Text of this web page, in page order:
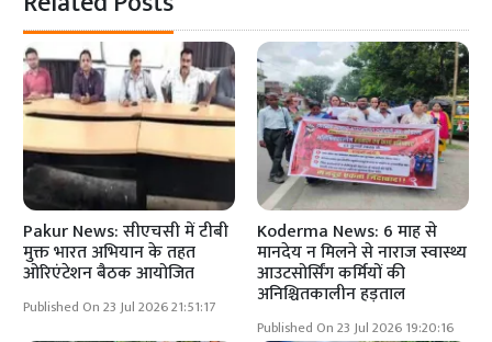
Pakur News: सीएचसी में टीबी
मुक्त भारत अभियान के तहत
ओरिएंटेशन बैठक आयोजित
Published On 23 Jul 2026 21:51:17
Koderma News: 6 माह से
मानदेय न मिलने से नाराज स्वास्थ्य
आउटसोर्सिंग कर्मियों की
अनिश्चितकालीन हड़ताल
Published On 23 Jul 2026 19:20:16